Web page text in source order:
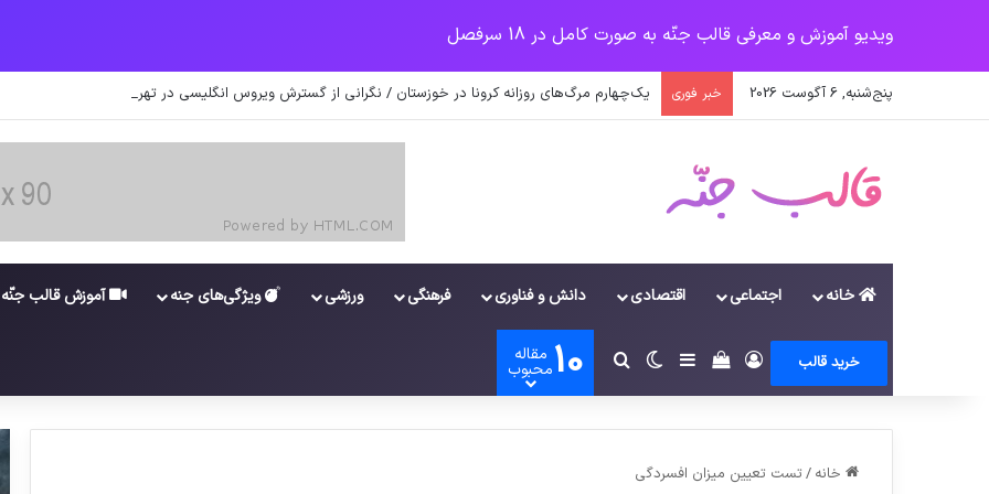
ویدیو آموزش و معرفی قالب جنّه به صورت کامل در 18 سرفصل
پنج‌شنبه, 6 آگوست 2026 خبر فوری یک‌چهارم مرگ‌های روزانه کرونا در خوزستان / نگرانی از گسترش ویروس انگلیسی در تهران
خانه اجتماعی اقتصادی دانش و فناوری فرهنگی ورزشی ویژگی‌های جنه آموزش قالب جنّه
خرید قالب وروددیدن سبد خرید
سایدبارتغییر پوسته
جستجو برای
10 مقاله
محبوب
خانه / تست تعیین میزان افسردگی